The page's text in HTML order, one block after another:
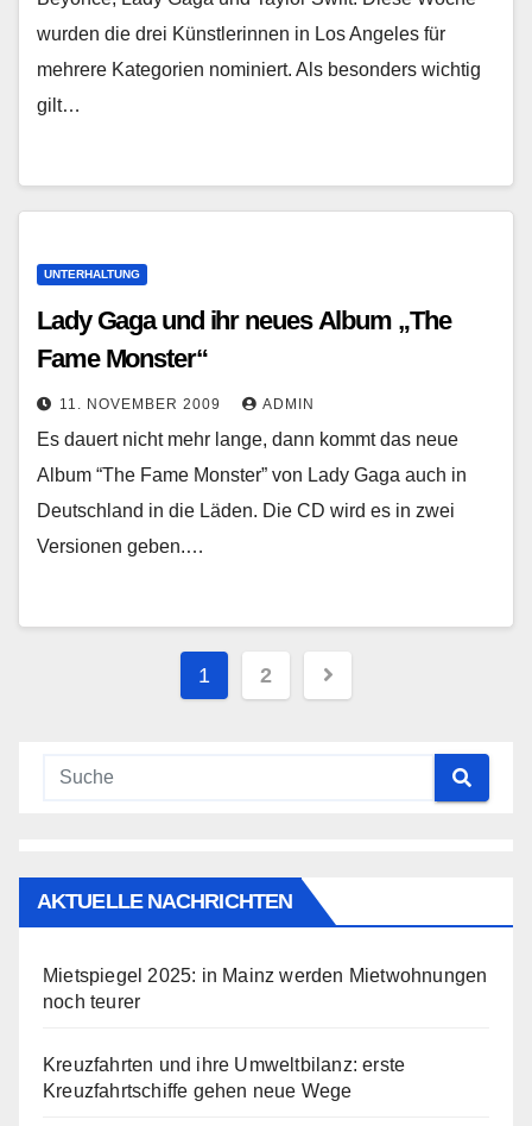
wurden die drei Künstlerinnen in Los Angeles für
mehrere Kategorien nominiert. Als besonders wichtig
gilt…
UNTERHALTUNG
Lady Gaga und ihr neues Album „The
Fame Monster“
11. NOVEMBER 2009 ADMIN
Es dauert nicht mehr lange, dann kommt das neue
Album “The Fame Monster” von Lady Gaga auch in
Deutschland in die Läden. Die CD wird es in zwei
Versionen geben.…
Seitennummerierung
1 2
AKTUELLE NACHRICHTEN
Mietspiegel 2025: in Mainz werden Mietwohnungen
noch teurer
Kreuzfahrten und ihre Umweltbilanz: erste
Kreuzfahrtschiffe gehen neue Wege